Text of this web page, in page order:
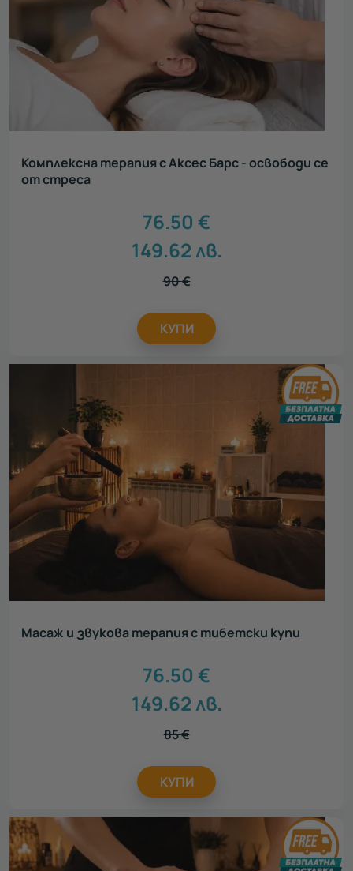
Комплексна терапия с Аксес Барс - освободи се
от стреса
76.50 €
149.62 лв.
90€
КУПИ
Масаж и звукова терапия с тибетски купи
76.50 €
149.62 лв.
85€
КУПИ